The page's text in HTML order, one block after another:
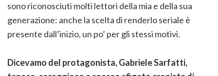
sono riconosciuti molti lettori della mia e della sua
generazione: anche la scelta di renderlo seriale è
presente dall’inizio, un po’ per gli stessi motivi.
Dicevamo del protagonista, Gabriele Sarfatti,